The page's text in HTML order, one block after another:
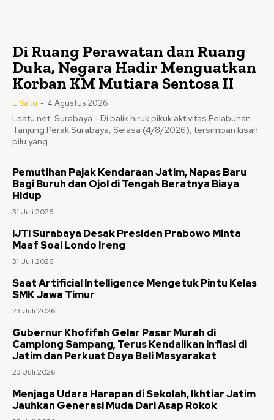
Di Ruang Perawatan dan Ruang
Duka, Negara Hadir Menguatkan
Korban KM Mutiara Sentosa II
L Satu - 4 Agustus 2026
Lsatu.net, Surabaya - Di balik hiruk pikuk aktivitas Pelabuhan
Tanjung Perak Surabaya, Selasa (4/8/2026), tersimpan kisah
pilu yang...
Pemutihan Pajak Kendaraan Jatim, Napas Baru
Bagi Buruh dan Ojol di Tengah Beratnya Biaya
Hidup
31 Juli 2026
IJTI Surabaya Desak Presiden Prabowo Minta
Maaf Soal Londo Ireng
31 Juli 2026
Saat Artificial Intelligence Mengetuk Pintu Kelas
SMK Jawa Timur
23 Juli 2026
Gubernur Khofifah Gelar Pasar Murah di
Camplong Sampang, Terus Kendalikan Inflasi di
Jatim dan Perkuat Daya Beli Masyarakat
23 Juli 2026
Menjaga Udara Harapan di Sekolah, Ikhtiar Jatim
Jauhkan Generasi Muda Dari Asap Rokok